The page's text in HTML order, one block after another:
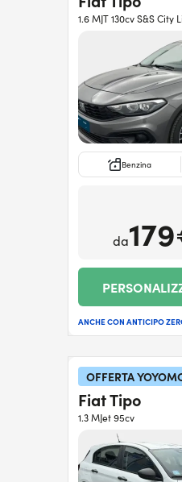
1.6 MJT 130cv S&S City
Benzina
da
ANCHE CON ANTICIPO
OFFERTA
Fiat Tipo
1.3 MJet 95cv